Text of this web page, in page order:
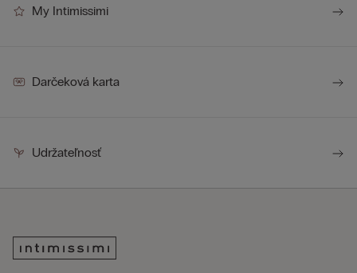
My Intimissimi
Darčeková karta
Udržateľnosť